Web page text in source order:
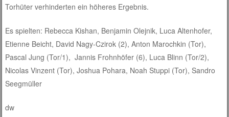
Torhüter verhinderten ein höheres Ergebnis.
Es spielten: Rebecca Kishan, Benjamin Olejnik, Luca Altenhofer,
Etienne Beicht, David Nagy-Czirok (2), Anton Marochkin (Tor),
Pascal Jung (Tor/1), Jannis Frohnhöfer (6), Luca Blinn (Tor/2),
Nicolas Vinzent (Tor), Joshua Pohara, Noah Stuppi (Tor), Sandro
Seegmüller
dw